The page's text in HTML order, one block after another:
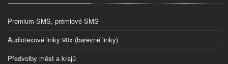
Premium SMS, prémiové SMS
Audiotexové linky 90x (barevné linky)
Předvolby měst a krajů